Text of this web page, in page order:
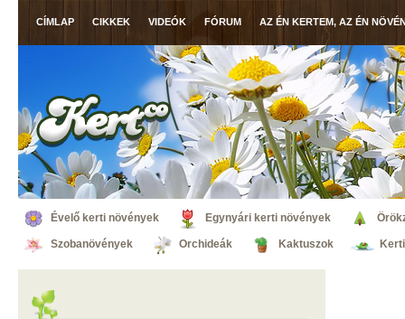
CÍMLAP CIKKEK VIDEÓK FÓRUM AZ ÉN KERTEM, AZ ÉN
Évelő kerti növények Egynyári kerti növények
Szobanövények Orchideák Kaktuszok